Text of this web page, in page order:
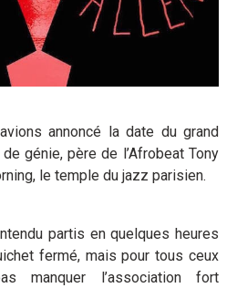
annoncé la date du grand
génie, père de l’Afrobeat Tony
le temple du jazz parisien.
partis en quelques heures
fermé, mais pour tous ceux
manquer l’association fort